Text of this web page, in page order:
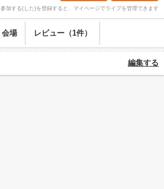
参加する(した)を登録すると、マイページでライブを管理できます
会場 レビュー（1件）
編集する